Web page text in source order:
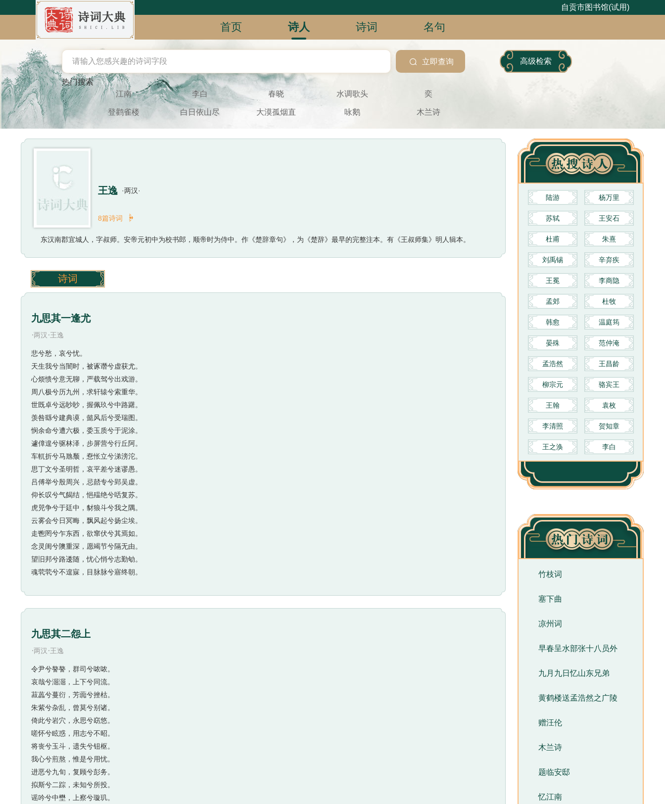
自贡市图书馆(试用)
首页 诗人 诗词 名句
立即查询 高级检索
热门搜索
江南
李白 春晓 水调歌头 奕
登鹳雀楼 白日依山尽 大漠孤烟直 咏鹅 木兰诗
王逸 ·两汉·
8篇诗词
东汉南郡宜城人，字叔师。安帝元初中为校书郎，顺帝时为侍中。作《楚辞章句》，为《楚辞》最早的完整注本。有《王叔师集》明人辑本。
诗词
九思其一逢尤
·两汉 ·王逸
悲兮愁，哀兮忧。
天生我兮当闇时，被诼谮兮虚获尤。
心烦愦兮意无聊，严载驾兮出戏游。
周八极兮历九州，求轩辕兮索重华。
世既卓兮远眇眇，握佩玖兮中路躇。
羡咎繇兮建典谟，懿风后兮受瑞图。
悯余命兮遭六极，委玉质兮于泥涂。
遽傽遑兮驱林泽，步屏营兮行丘阿。
车軏折兮马虺颓，憃怅立兮涕滂沱。
思丁文兮圣明哲，哀平差兮迷谬愚。
吕傅举兮殷周兴，忌嚭专兮郢吴虚。
仰长叹兮气餲结，悒殟绝兮咶复苏。
虎兕争兮于廷中，豺狼斗兮我之隅。
云雾会兮日冥晦，飘风起兮扬尘埃。
走鬯罔兮乍东西，欲窜伏兮其焉如。
念灵闺兮隩重深，愿竭节兮隔无由。
望旧邦兮路逶随，忧心悄兮志勤劬。
魂茕茕兮不遑寐，目脉脉兮寤终朝。
九思其二怨上
·两汉 ·王逸
令尹兮謷謷，群司兮哝哝。
哀哉兮淈淈，上下兮同流。
菽藟兮蔓衍，芳虈兮挫枯。
朱紫兮杂乱，曾莫兮别诸。
倚此兮岩穴，永思兮窈悠。
嗟怀兮眩惑，用志兮不昭。
将丧兮玉斗，遗失兮钮枢。
我心兮煎熬，惟是兮用忧。
进恶兮九旬，复顾兮彭务。
拟斯兮二踪，未知兮所投。
谣吟兮中壄，上察兮璇玑。
陆游 杨万里
苏轼 王安石
杜甫 朱熹
刘禹锡 辛弃疾
王冕 李商隐
孟郊 杜牧
韩愈 温庭筠
晏殊 范仲淹
孟浩然 王昌龄
柳宗元 骆宾王
王翰 袁枚
李清照 贺知章
王之涣 李白
竹枝词
塞下曲
凉州词
早春呈水部张十八员外
九月九日忆山东兄弟
黄鹤楼送孟浩然之广陵
赠汪伦
木兰诗
题临安邸
忆江南